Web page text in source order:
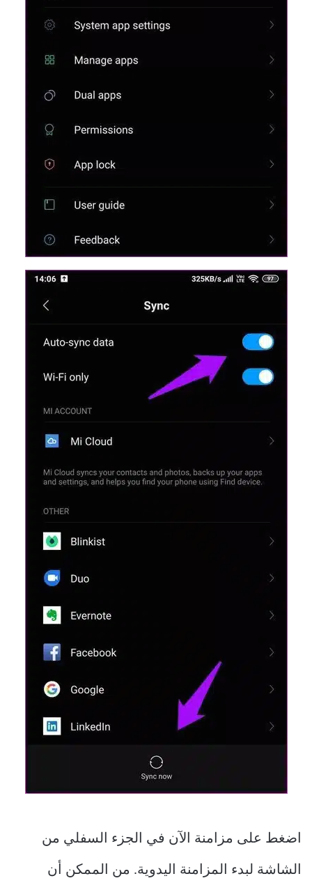
اضغط على مزامنة الآن في الجزء السفلي من
الشاشة لبدء المزامنة اليدوية. من الممكن أن